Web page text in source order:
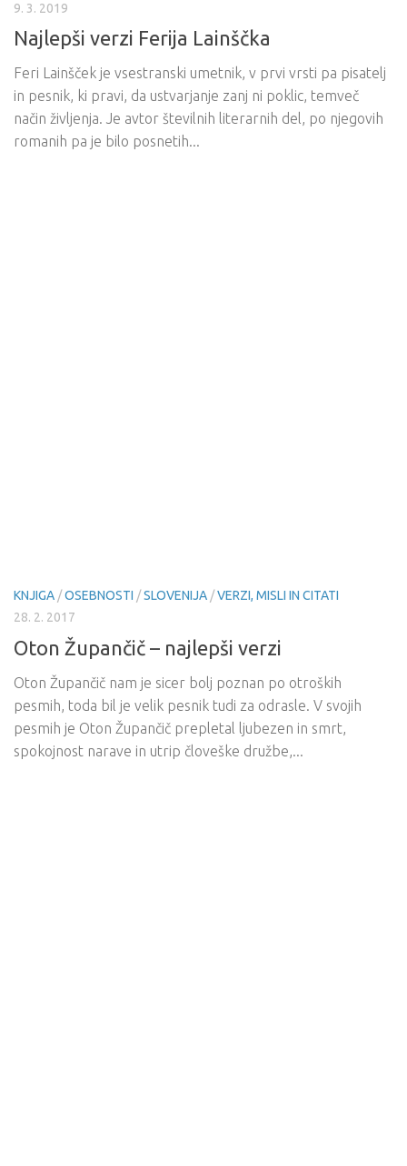
9. 3. 2019
Najlepši verzi Ferija Lainščka
Feri Lainšček je vsestranski umetnik, v prvi vrsti pa pisatelj
in pesnik, ki pravi, da ustvarjanje zanj ni poklic, temveč
način življenja. Je avtor številnih literarnih del, po njegovih
romanih pa je bilo posnetih...
KNJIGA /OSEBNOSTI /SLOVENIJA /VERZI, MISLI IN CITATI
28. 2. 2017
Oton Župančič – najlepši verzi
Oton Župančič nam je sicer bolj poznan po otroških
pesmih, toda bil je velik pesnik tudi za odrasle. V svojih
pesmih je Oton Župančič prepletal ljubezen in smrt,
spokojnost narave in utrip človeške družbe,...